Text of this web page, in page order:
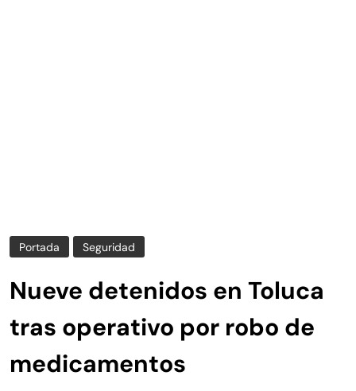
Portada Seguridad
Nueve detenidos en Toluca
tras operativo por robo de
medicamentos